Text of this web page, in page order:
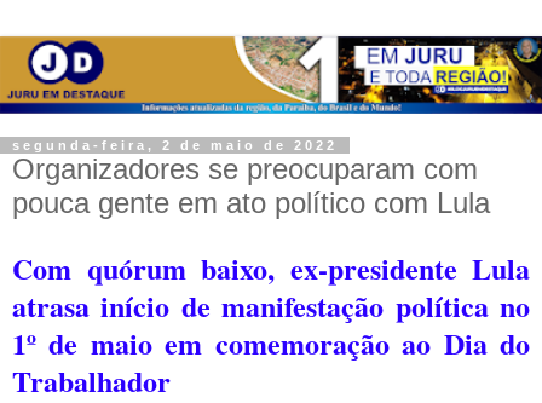
segunda-feira, 2 de maio de 2022
Organizadores se preocuparam com
pouca gente em ato político com Lula
Com quórum baixo, ex-presidente Lula
atrasa início de manifestação política no
1º de maio em comemoração ao Dia do
Trabalhador